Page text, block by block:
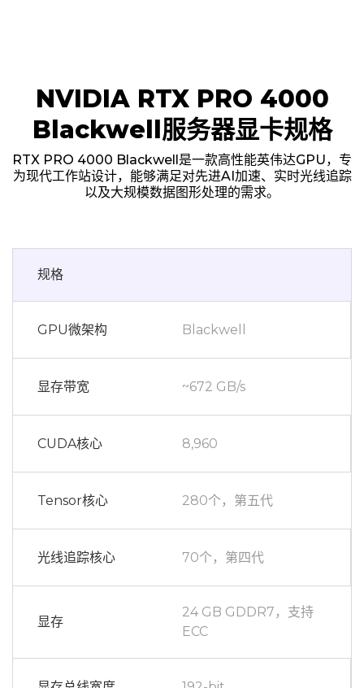
NVIDIA RTX PRO 4000
Blackwell服务器显卡规格
RTX PRO 4000 Blackwell是一款高性能英伟达GPU，专
为现代工作站设计，能够满足对先进AI加速、实时光线追踪
以及大规模数据图形处理的需求。
规格
GPU微架构 Blackwell
显存带宽 ~672 GB/s
CUDA核心 8,960
Tensor核心 280个，第五代
光线追踪核心 70个，第四代
显存
24 GB GDDR7，支持
ECC